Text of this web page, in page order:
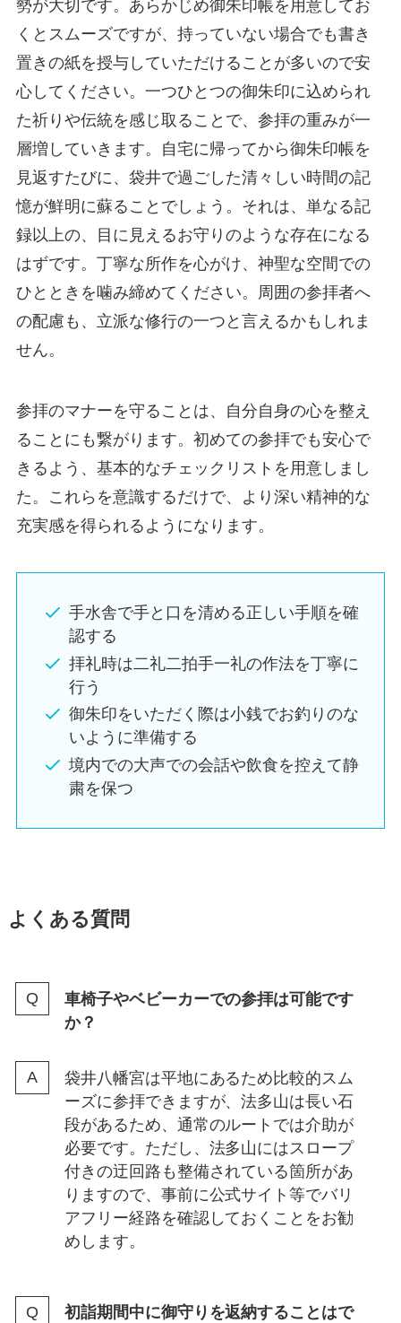
勢が大切です。あらかじめ御朱印帳を用意してお
くとスムーズですが、持っていない場合でも書き
置きの紙を授与していただけることが多いので安
心してください。一つひとつの御朱印に込められ
た祈りや伝統を感じ取ることで、参拝の重みが一
層増していきます。自宅に帰ってから御朱印帳を
見返すたびに、袋井で過ごした清々しい時間の記
憶が鮮明に蘇ることでしょう。それは、単なる記
録以上の、目に見えるお守りのような存在になる
はずです。丁寧な所作を心がけ、神聖な空間での
ひとときを噛み締めてください。周囲の参拝者へ
の配慮も、立派な修行の一つと言えるかもしれま
せん。
参拝のマナーを守ることは、自分自身の心を整え
ることにも繋がります。初めての参拝でも安心で
きるよう、基本的なチェックリストを用意しまし
た。これらを意識するだけで、より深い精神的な
充実感を得られるようになります。
手水舎で手と口を清める正しい手順を確
認する
拝礼時は二礼二拍手一礼の作法を丁寧に
行う
御朱印をいただく際は小銭でお釣りのな
いように準備する
境内での大声での会話や飲食を控えて静
粛を保つ
よくある質問
車椅子やベビーカーでの参拝は可能です
か？
袋井八幡宮は平地にあるため比較的スム
ーズに参拝できますが、法多山は長い石
段があるため、通常のルートでは介助が
必要です。ただし、法多山にはスロープ
付きの迂回路も整備されている箇所があ
りますので、事前に公式サイト等でバリ
アフリー経路を確認しておくことをお勧
めします。
初詣期間中に御守りを返納することはで